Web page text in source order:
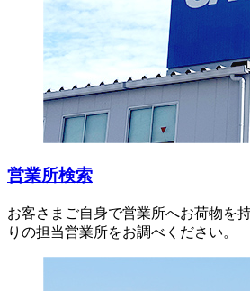
営業所検索
お客さまご自身で営業所へお荷物を
りの担当営業所をお調べください。